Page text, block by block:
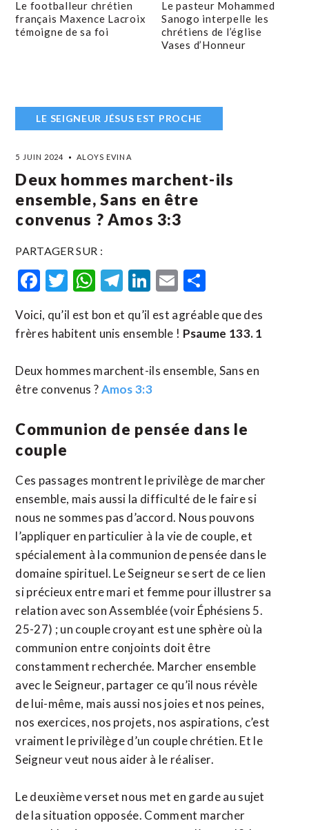
Le footballeur chrétien
français Maxence Lacroix
témoigne de sa foi
Le pasteur Mohammed
Sanogo interpelle les
chrétiens de l’église
Vases d’Honneur
LE SEIGNEUR JÉSUS EST PROCHE
5 JUIN 2024 ALOYS EVINA
Deux hommes marchent-ils
ensemble, Sans en être
convenus ? Amos 3:3
PARTAGER SUR :
Facebook
Twitter
WhatsApp
Telegram
LinkedIn
Email
Voici, qu’il est bon et qu’il est agréable que des
frères habitent unis ensemble ! Psaume 133. 1
Deux hommes marchent-ils ensemble, Sans en
être convenus ?Amos 3:3
Communion de pensée dans le
couple
Ces passages montrent le privilège de marcher
ensemble, mais aussi la difficulté de le faire si
nous ne sommes pas d’accord. Nous pouvons
l’appliquer en particulier à la vie de couple, et
spécialement à la communion de pensée dans le
domaine spirituel. Le Seigneur se sert de ce lien
si précieux entre mari et femme pour illustrer sa
relation avec son Assemblée (voir Éphésiens 5.
25-27) ; un couple croyant est une sphère où la
communion entre conjoints doit être
constamment recherchée. Marcher ensemble
avec le Seigneur, partager ce qu’il nous révèle
de lui-même, mais aussi nos joies et nos peines,
nos exercices, nos projets, nos aspirations, c’est
vraiment le privilège d’un couple chrétien. Et le
Seigneur veut nous aider à le réaliser.
Le deuxième verset nous met en garde au sujet
de la situation opposée. Comment marcher